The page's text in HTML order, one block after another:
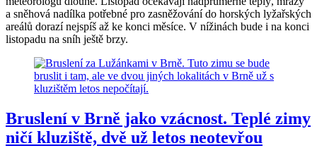
a sněhová nadílka potřebné pro zasněžování do horských lyžařských
areálů dorazí nejspíš až ke konci měsíce. V nížinách bude i na konci
listopadu na sníh ještě brzy.
Bruslení v Brně jako vzácnost. Teplé zimy
ničí kluziště, dvě už letos neotevřou